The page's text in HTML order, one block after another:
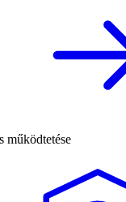
működtetése